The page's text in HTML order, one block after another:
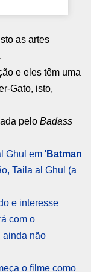
as artes
e eles têm uma
Gato, isto,
peloBadass
Ghul em 'Batman
Taila al Ghul (a
e interesse
com o
ainda não
o filme como